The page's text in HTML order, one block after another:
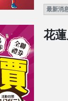
最新消
花